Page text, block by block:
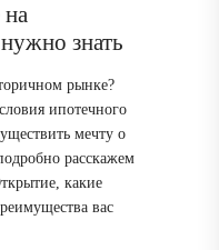
знать
рынке?
ипотечного
мечту о
расскажем
какие
вас